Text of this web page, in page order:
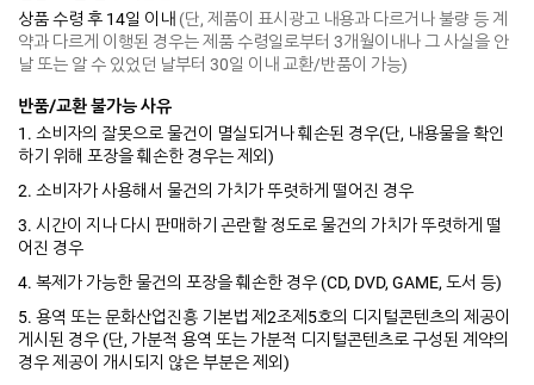
상품 수령 후 14일 이내 (단, 제품이 표시광고 내용과 다르거나 불량 등 계
약과 다르게 이행된 경우는 제품 수령일로부터 3개월이내나 그 사실을 안
날 또는 알 수 있었던 날부터 30일 이내 교환/반품이 가능)
반품/교환 불가능 사유
1. 소비자의 잘못으로 물건이 멸실되거나 훼손된 경우(단, 내용물을 확인
하기 위해 포장을 훼손한 경우는 제외)
2. 소비자가 사용해서 물건의 가치가 뚜렷하게 떨어진 경우
3. 시간이 지나 다시 판매하기 곤란할 정도로 물건의 가치가 뚜렷하게 떨
어진 경우
4. 복제가 가능한 물건의 포장을 훼손한 경우 (CD, DVD, GAME, 도서 등)
5. 용역 또는 문화산업진흥 기본법 제2조제5호의 디지털콘텐츠의 제공이
게시된 경우 (단, 가분적 용역 또는 가분적 디지털콘텐츠로 구성된 계약의
경우 제공이 개시되지 않은 부분은 제외)